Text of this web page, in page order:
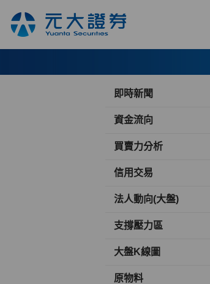
即時新聞
資金流向
買賣力分析
信用交易
法人動向(大盤)
支撐壓力區
大盤K線圖
原物料